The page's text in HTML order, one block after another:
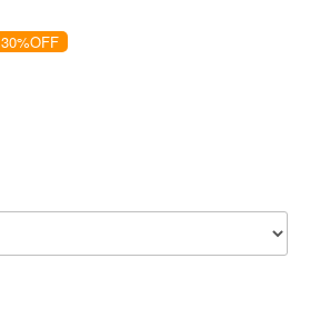
30%OFF